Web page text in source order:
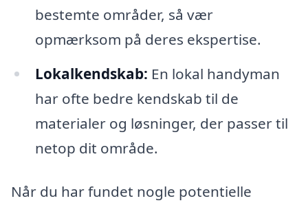
bestemte områder, så vær
opmærksom på deres ekspertise.
Lokalkendskab: En lokal handyman
har ofte bedre kendskab til de
materialer og løsninger, der passer til
netop dit område.
Når du har fundet nogle potentielle